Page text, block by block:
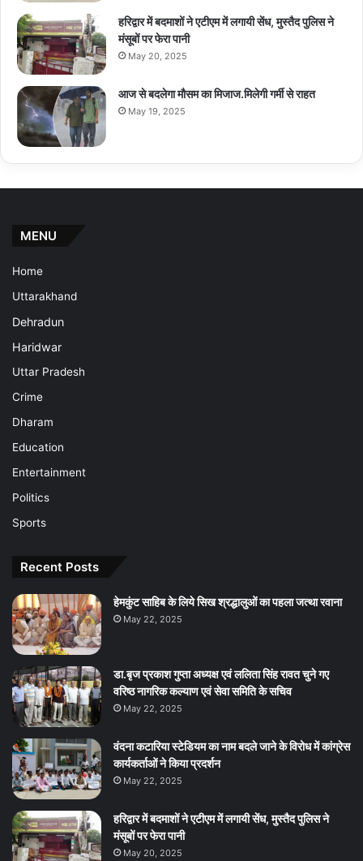
हरिद्वार में बदमाशों ने एटीएम में लगायी सेंध, मुस्तैद पुलिस ने
मंसूबों पर फेरा पानी
May 20, 2025
आज से बदलेगा मौसम का मिजाज.मिलेगी गर्मी से राहत
May 19, 2025
MENU
Home
Uttarakhand
Dehradun
Haridwar
Uttar Pradesh
Crime
Dharam
Education
Entertainment
Politics
Sports
Recent Posts
हेमकुंट साहिब के लिये सिख श्रद्धालुओं का पहला जत्था रवाना
May 22, 2025
डा.बृज प्रकाश गुप्ता अध्यक्ष एवं ललिता सिंह रावत चुने गए
वरिष्ठ नागरिक कल्याण एवं सेवा समिति के सचिव
May 22, 2025
वंदना कटारिया स्टेडियम का नाम बदले जाने के विरोध में कांग्रेस
कार्यकर्ताओं ने किया प्रदर्शन
May 22, 2025
हरिद्वार में बदमाशों ने एटीएम में लगायी सेंध, मुस्तैद पुलिस ने
मंसूबों पर फेरा पानी
May 20, 2025